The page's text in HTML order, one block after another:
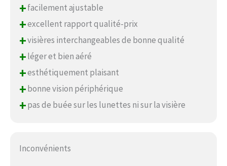
+facilement ajustable
+excellent rapport qualité-prix
+visières interchangeables de bonne qualité
+léger et bien aéré
+esthétiquement plaisant
+bonne vision périphérique
+pas de buée sur les lunettes ni sur la visière
Inconvénients